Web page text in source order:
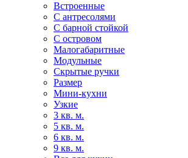
Встроенные
С антресолями
С барной стойкой
С островом
Малогабаритные
Модульные
Скрытые ручки
Размер
Мини-кухни
Узкие
3 кв. м.
5 кв. м.
6 кв. м.
9 кв. м.